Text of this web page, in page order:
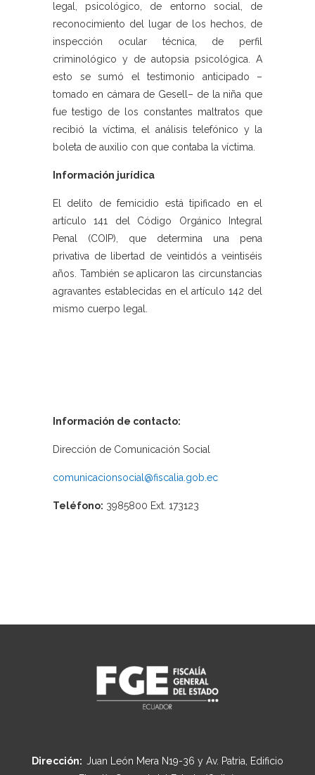
legal, psicológico, de entorno social, de
reconocimiento del lugar de los hechos, de
inspección ocular técnica, de perfil
criminológico y de autopsia psicológica. A
esto se sumó el testimonio anticipado –
tomado en cámara de Gesell– de la niña que
fue testigo de los constantes maltratos que
recibió la víctima, el análisis telefónico y la
boleta de auxilio con que contaba la víctima.
Información jurídica
El delito de femicidio está tipificado en el
artículo 141 del Código Orgánico Integral
Penal (COIP), que determina una pena
privativa de libertad de veintidós a veintiséis
años. También se aplicaron las circunstancias
agravantes establecidas en el artículo 142 del
mismo cuerpo legal.
Información de contacto:
Dirección de Comunicación Social
comunicacionsocial@fiscalia.gob.ec
Teléfono: 3985800 Ext. 173123
Dirección: Juan León Mera N19-36 y Av. Patria, Edificio